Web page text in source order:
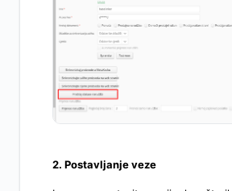
2. Postavljanje veze